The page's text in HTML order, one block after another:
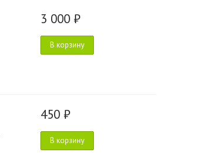
3 000 ₽
В корзину
450 ₽
В корзину